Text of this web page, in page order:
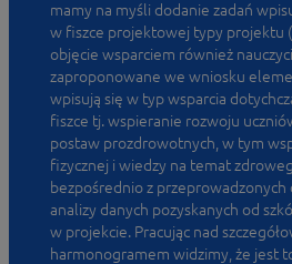
mamy na myśli dodanie zadań
w fiszce projektowej typy projektu
objęcie wsparciem również
zaproponowane we wniosku
wpisują się w typ wsparcia
fiszce tj. wspieranie rozwoju
postaw prozdrowotnych, w tym
fizycznej i wiedzy na temat
bezpośrednio z przeprowadzonych
analizy danych pozyskanych od
w projekcie. Pracując nad
harmonogramem widzimy, że jest